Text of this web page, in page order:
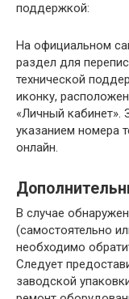
поддержкой:
На официальном
раздел для
технической
иконку,
«Личный кабинет».
указанием номера
онлайн.
В случае
(самостоятельно
необходимо
Следует
заводской